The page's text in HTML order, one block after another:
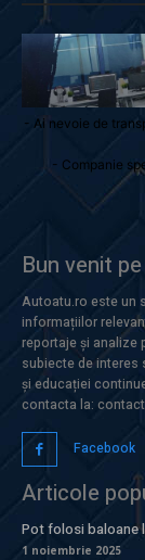
- Ai nevoie de
- Companie
Bun venit
Autoatu.ro este un
informațiilor
reportaje și analize
subiecte de interes
și educației
contacta la:
Facebook
Articole
Pot folosi baloane
1 noiembrie 2025